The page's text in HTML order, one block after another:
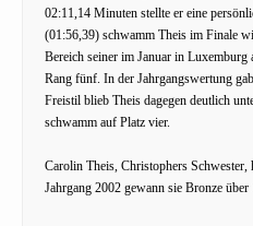
02:11,14 Minuten stellte er eine
(01:56,39) schwamm Theis im Finale
Bereich seiner im Januar in Luxemburg
Rang fünf. In der Jahrgangswertung
Freistil blieb Theis dagegen deutlich
schwamm auf Platz vier.
Carolin Theis, Christophers
Jahrgang 2002 gewann sie Bronze